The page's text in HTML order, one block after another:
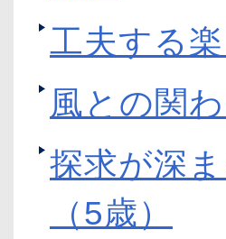
工夫する
風との関
探求が深
（5歳）